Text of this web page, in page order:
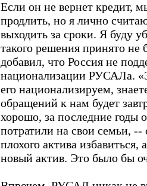
Если он не вернет кредит,
продлить, но я лично
выходить за сроки. Я буду
такого решения принято
добавил, что Россия не
национализации РУСАЛа.
его национализируем,
обращений к нам будет
хорошо, за последние годы
потратили на свои семьи,
плохого актива избавиться,
новый актив. Это было бы